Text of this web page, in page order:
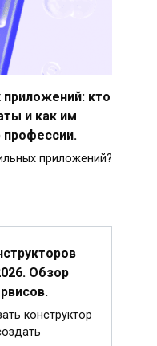
кто
и как им
профессии.
приложений?
Обзор
конструктор